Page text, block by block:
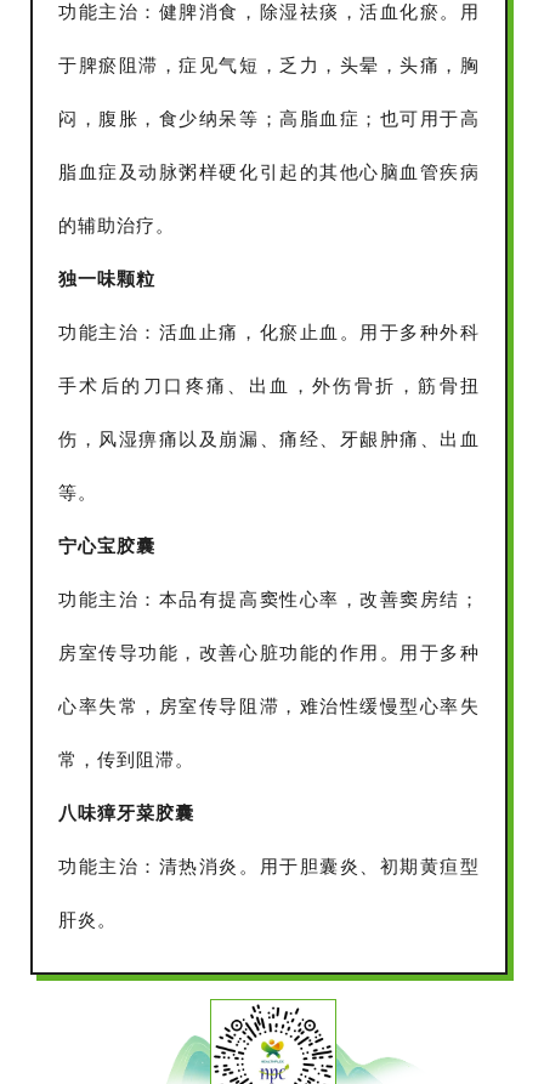
功能主治：健脾消食，除湿祛痰，活血化瘀。用
于脾瘀阻滞，症见气短，乏力，头晕，头痛，胸
闷，腹胀，食少纳呆等；高脂血症；也可用于高
脂血症及动脉粥样硬化引起的其他心脑血管疾病
的辅助治疗。
独一味颗粒
功能主治：活血止痛，化瘀止血。用于多种外科
手术后的刀口疼痛、出血，外伤骨折，筋骨扭
伤，风湿痹痛以及崩漏、痛经、牙龈肿痛、出血
等。
宁心宝胶囊
功能主治：本品有提高窦性心率，改善窦房结；
房室传导功能，改善心脏功能的作用。用于多种
心率失常，房室传导阻滞，难治性缓慢型心率失
常，传到阻滞。
八味獐牙菜胶囊
功能主治：清热消炎。用于胆囊炎、初期黄疸型
肝炎。